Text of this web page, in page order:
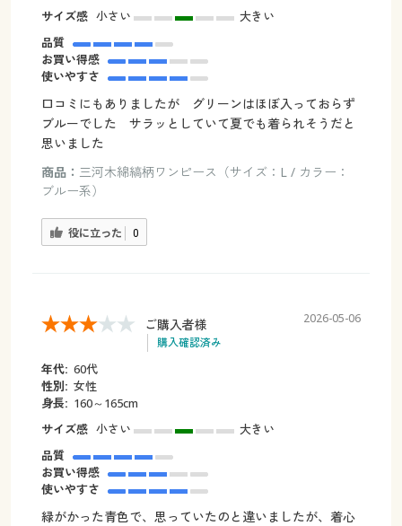
サイズ感 小さい
大きい
品質
お買い得感
使いやすさ
口コミにもありましたが グリーンはほぼ入っておらず
ブルーでした サラッとしていて夏でも着られそうだと
思いました
商品： 三河木綿縞柄ワンピース（サイズ：L / カラー：
ブルー系）
役に立った 0
ご購入者様
購入確認済み
2026-05-06
年代: 60代
性別: 女性
身長: 160～165cm
サイズ感 小さい
大きい
品質
お買い得感
使いやすさ
緑がかった青色で、思っていたのと違いましたが、着心